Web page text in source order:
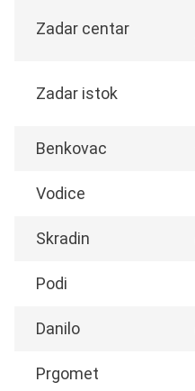
Zadar centar
Zadar istok
Benkovac
Vodice
Skradin
Podi
Danilo
Prgomet